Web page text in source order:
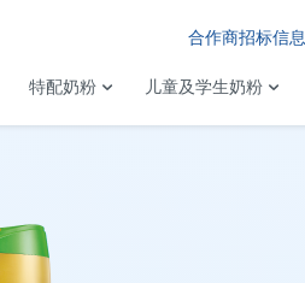
特配奶粉 儿童及学生奶粉
合作商招标信息